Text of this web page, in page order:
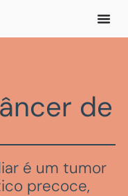
de
é um tumor
precoce,